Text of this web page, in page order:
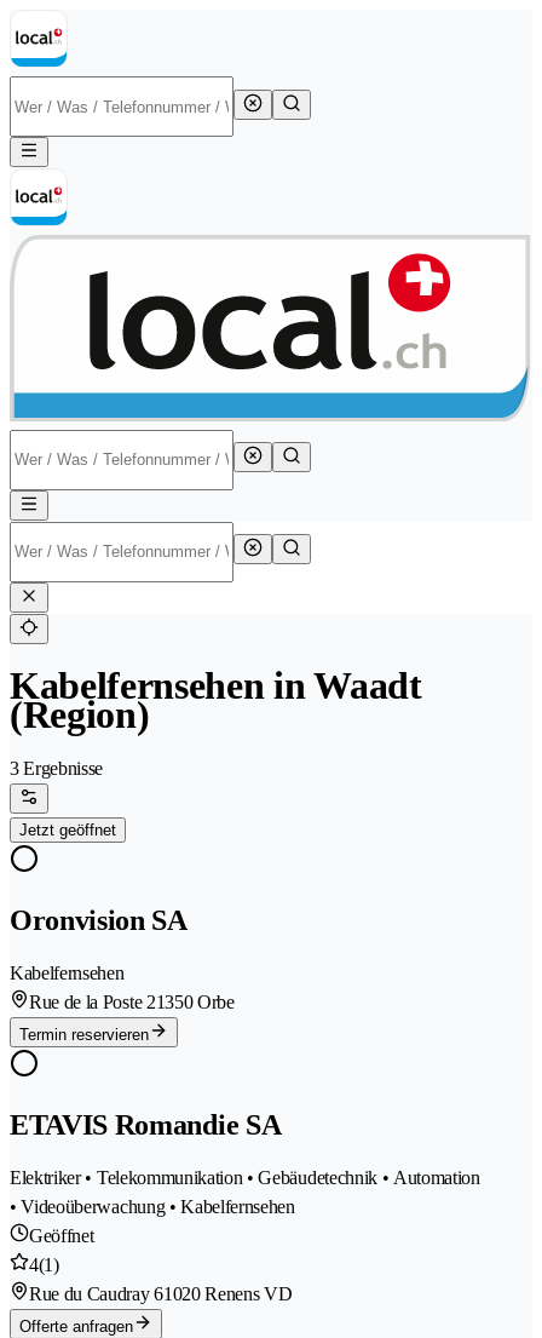
Kabelfernsehen in Waadt
(Region)
3 Ergebnisse
Jetzt geöffnet
Oronvision SA
Kabelfernsehen
Rue de la Poste 21350 Orbe
Termin reservieren
ETAVIS Romandie SA
Elektriker • Telekommunikation • Gebäudetechnik • Automation
• Videoüberwachung • Kabelfernsehen
Geöffnet
4(1)
Rue du Caudray 61020 Renens VD
Offerte anfragen